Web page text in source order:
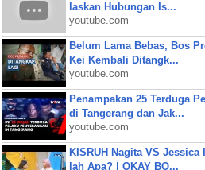
laskan Hubungan Is...
youtube.com
Belum Lama Bebas, Bos
Kei Kembali Ditangk...
youtube.com
Penampakan 25 Terduga
di Tangerang dan Jak...
youtube.com
KISRUH Nagita VS Jessica
lah Apa? | OKAY BO...